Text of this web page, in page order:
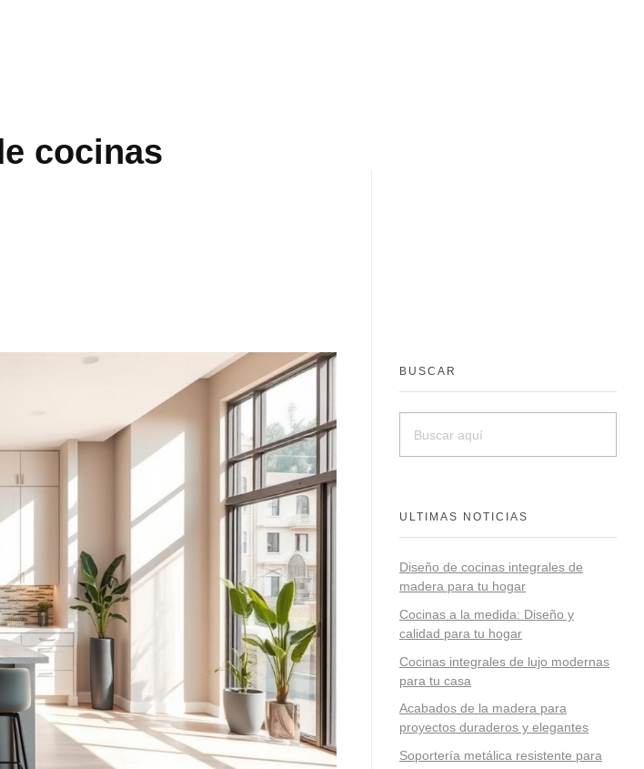
cocinas
BUSCAR
ULTIMAS NOTICIAS
Diseño de cocinas integrales de
madera para tu hogar
Cocinas a la medida: Diseño y
calidad para tu hogar
Cocinas integrales de lujo modernas
para tu casa
Acabados de la madera para
proyectos duraderos y elegantes
Soportería metálica resistente para